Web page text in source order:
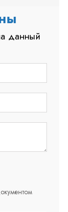
данный